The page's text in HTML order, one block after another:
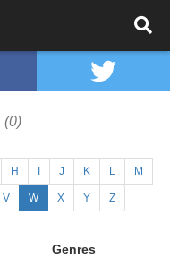
(0)
H J K L M
V W X Y Z
Genres